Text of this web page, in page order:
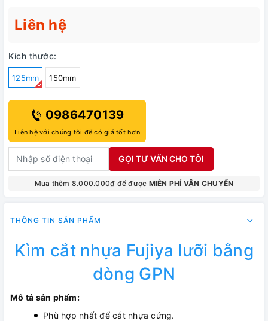
Liên hệ
Kích thước:
125mm 150mm
0986470139
Liên hệ với chúng tôi để có giá tốt hơn
GỌI TƯ VẤN CHO TÔI
Mua thêm 8.000.000₫ để được MIỄN PHÍ VẬN CHUYỂN
THÔNG TIN SẢN PHẨM
Kìm cắt nhựa Fujiya lưỡi bằng
dòng GPN
Mô tả sản phẩm:
Phù hợp nhất để cắt nhựa cứng.